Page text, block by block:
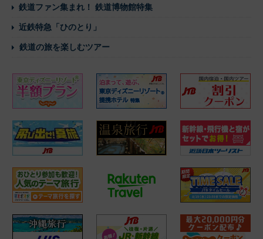
鉄道ファン集まれ！ 鉄道博物館特集
近鉄特急「ひのとり」
鉄道の旅を楽しむツアー